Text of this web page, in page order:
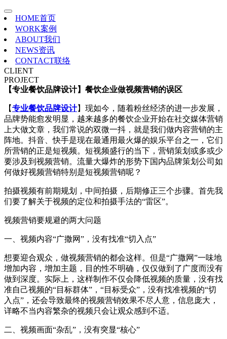
HOME首页
WORK案例
ABOUT我们
NEWS资讯
CONTACT联络
CLIENT
PROJECT
【专业餐饮品牌设计】餐饮企业做视频营销的误区
【专业餐饮品牌设计】现如今，随着粉丝经济的进一步发展，
品牌势能愈发明显，越来越多的餐饮企业开始在社交媒体营销
上大做文章，我们常说的双微一抖，就是我们做内容营销的主
阵地。抖音、快手是现在最通用最火爆的娱乐平台之一，它们
所营销的正是短视频。短视频盛行的当下，营销策划或多或少
要涉及到视频营销。流量大爆炸的形势下国内品牌策划公司如
何做好视频营销特别是短视频营销呢？
拍摄视频有前期规划，中间拍摄，后期修正三个步骤。首先我
们要了解关于视频的定位和拍摄手法的“雷区”。
视频营销要规避的两大问题
一、视频内容“广撒网”，没有找准“切入点”
想要迎合观众，做视频营销的都会这样。但是“广撒网”一味地
增加内容，增加主题，目的性不明确，仅仅做到了广度而没有
做到深度。实际上，这样制作不仅会降低视频的质量，没有找
准自己视频的“目标群体”，“目标受众”，没有找准视频的“切
入点”，还会导致最终的视频营销效果不尽人意，信息庞大，
详略不当内容繁杂的视频只会让观众感到不适。
二、视频画面“杂乱”，没有突显“核心”